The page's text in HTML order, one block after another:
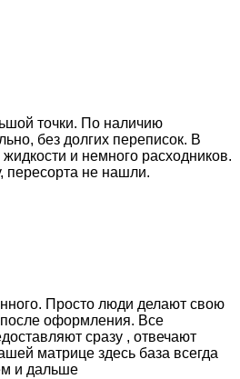
точки. По наличию
без долгих переписок. В
и немного расходников.
пересорта не нашли.
Просто люди делают свою
оформления. Все
сразу , отвечают
матрице здесь база всегда
и дальше